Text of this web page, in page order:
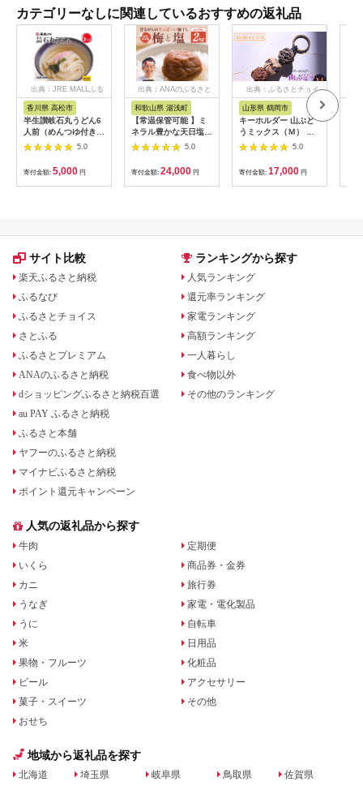
カテゴリーなしに関連しているおすすめの返礼品
出典：JRE MALLふる
さと納税
香川県 高松市
半生讃岐石丸うどん6
人前（めんつゆ付き）
麺300g×2袋
5.0
寄付金額: 5,000 円
出典：ANAのふるさと
和歌山県 湯浅町
【常温保管可能 】ミ
ネラル豊かな天日塩だ
けで漬けた無添加梅干
し2kg 梅ボーイズ｜
B201_EP6024
5.0
寄付金額: 24,000 円
出典：ふるさとチョイ
山形県 鶴岡市
キーホルダー 山ぶど
うミックス（Ｍ） 山
形県鶴岡市 アトリエ
かおる | 山葡萄 雑貨
キーホルダー ギフト
贈り物 お取り寄せ 返
礼品
5.0
寄付金額: 17,000 円
サイト比較
楽天ふるさと納税
ふるなび
ふるさとチョイス
さとふる
ふるさとプレミアム
ANAのふるさと納税
dショッピングふるさと納税百選
au PAY ふるさと納税
ふるさと本舗
ヤフーのふるさと納税
マイナビふるさと納税
ポイント還元キャンペーン
ランキングから探す
人気ランキング
還元率ランキング
家電ランキング
高額ランキング
一人暮らし
食べ物以外
その他のランキング
人気の返礼品から探す
牛肉
いくら
カニ
うなぎ
うに
米
果物・フルーツ
ビール
菓子・スイーツ
おせち
定期便
商品券・金券
旅行券
家電・電化製品
自転車
日用品
化粧品
アクセサリー
その他
地域から返礼品を探す
北海道 埼玉県 岐阜県 鳥取県 佐賀県